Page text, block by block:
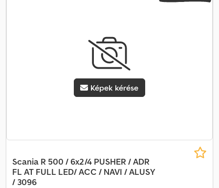
Képek kérése
Scania R 500 / 6x2/4 PUSHER / ADR
FL AT FULL LED/ ACC / NAVI / ALUSY
/ 3096